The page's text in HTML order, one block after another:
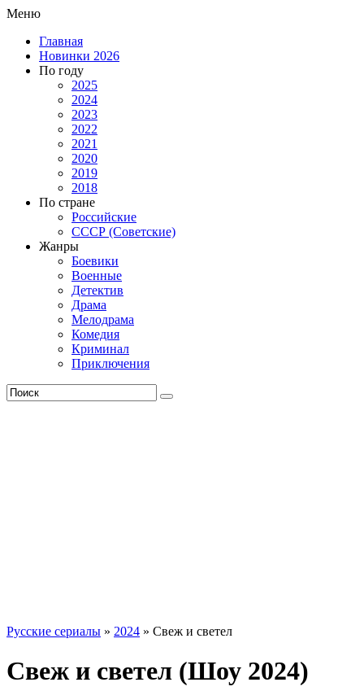
Меню
Главная
Новинки 2026
По году
2025
2024
2023
2022
2021
2020
2019
2018
По стране
Российские
СССР (Советские)
Жанры
Боевики
Военные
Детектив
Драма
Мелодрама
Комедия
Криминал
Приключения
Русские сериалы » 2024 » Свеж и светел
Свеж и светел (Шоу 2024)